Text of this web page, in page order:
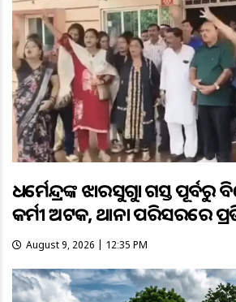
ଧର୍ମେନ୍ଦ୍ରଙ୍କ ଝାରସୁଗୁଡ଼ା ଗସ୍ତ
କର୍ମୀ ଅଟକ, ଥାନା ପରିସରରେ
August 9, 2026 | 12:35 PM